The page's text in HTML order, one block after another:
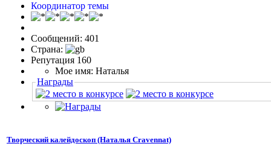
Координатор темы
Сообщений: 401
Страна:
Репутация 160
Мое имя: Наталья
Награды
Творческий калейдоскоп (Наталья Cravennat)